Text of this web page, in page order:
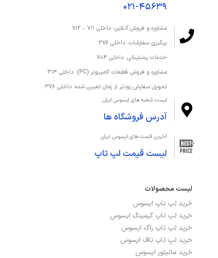
ظرفیت حافظه داخلی 1 ترابایت
ظرفیت حافظه رم
M.2 NVMe PCIe 4.0 SSD
نوع حافظه رم LPDDR5X
صفحه‌نمایش و تصویر
دقت صفحه نمایش
صفحه نمایش لمسی
صفحه نمایش مات خیر
۰۲۱-۴۵۶۳۹
مشاوره و فروش آنلاین: داخلی ۷۱۱ – ۷۱۲
پیگیری سفارشات: داخلی ۳۷۶
خدمات پشتیبانی: داخلی ۷۰۴
مشاوره و فروش قطعات کامپیوتر (PC): داخلی ۳۱۴
تحویل سفارش زودتر از زمان تعیین شده: داخلی ۳۷۶
لیست شعبه های ایسوس ایران
آدرس فروشگاه ها
آخرین قیمت های ایسوس ایران
لیست قیمت لپ تاپ
لیست محصولات
خرید لپ تاپ ایسوس
خرید لپ تاپ گیمینگ ایسوس
خرید لپ تاپ راگ ایسوس
خرید لپ تاپ تاف ایسوس
خرید مانیتور ایسوس